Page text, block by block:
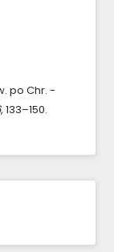
po Chr. -
, 133–150.